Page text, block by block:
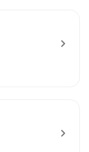
chevron_right
chevron_right